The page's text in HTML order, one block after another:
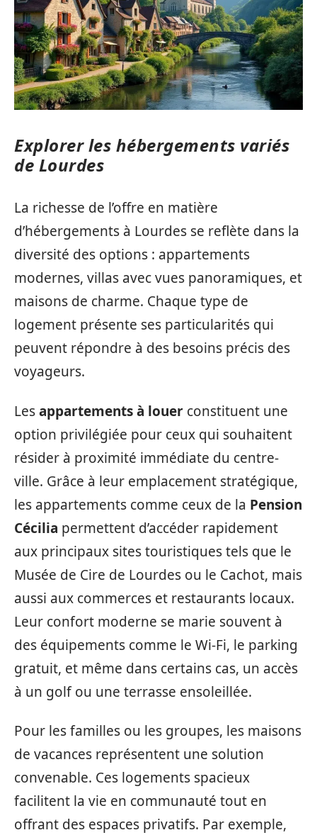
Explorer les hébergements variés
de Lourdes
La richesse de l’offre en matière
d’hébergements à Lourdes se reflète dans la
diversité des options : appartements
modernes, villas avec vues panoramiques, et
maisons de charme. Chaque type de
logement présente ses particularités qui
peuvent répondre à des besoins précis des
voyageurs.
Lesappartements à louer constituent une
option privilégiée pour ceux qui souhaitent
résider à proximité immédiate du centre-
ville. Grâce à leur emplacement stratégique,
les appartements comme ceux de la Pension
Cécilia permettent d’accéder rapidement
aux principaux sites touristiques tels que le
Musée de Cire de Lourdes ou le Cachot, mais
aussi aux commerces et restaurants locaux.
Leur confort moderne se marie souvent à
des équipements comme le Wi-Fi, le parking
gratuit, et même dans certains cas, un accès
à un golf ou une terrasse ensoleillée.
Pour les familles ou les groupes, les maisons
de vacances représentent une solution
convenable. Ces logements spacieux
facilitent la vie en communauté tout en
offrant des espaces privatifs. Par exemple,